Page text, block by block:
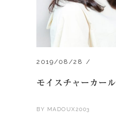
2019/08/28
モイスチャーカール
BY MADOUX2003